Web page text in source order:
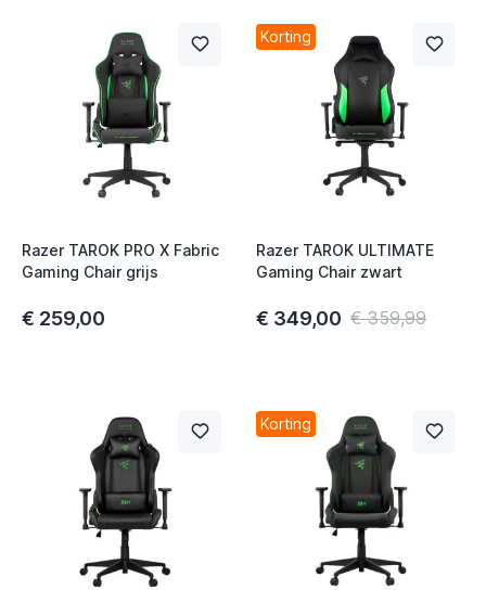
Razer TAROK PRO X Fabric
Gaming Chair grijs
€ 259,00
Korting
Razer TAROK ULTIMATE
Gaming Chair zwart
€ 349,00 € 359,99
Korting